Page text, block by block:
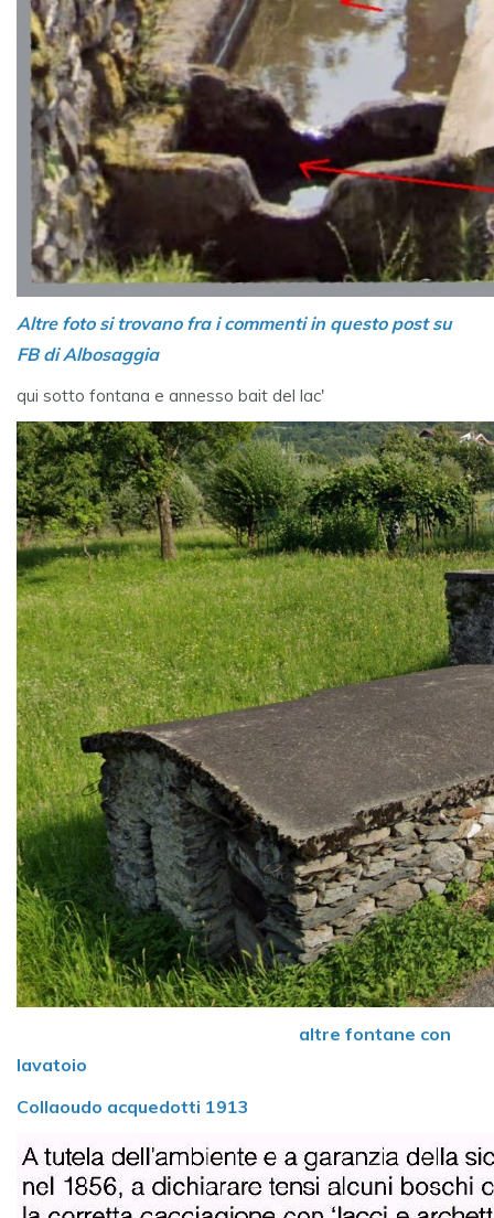
Altre foto si trovano fra i commenti in questo post su
FB di Albosaggia
qui sotto fontana e annesso bait del lac'
altre fontane con
lavatoio
Collaoudo acquedotti 1913